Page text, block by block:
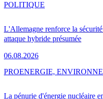
L'Allemagne renforce la
attaque hybride présumée
06.08.2026
POLITIQUE
La pénurie d'énergie nucléaire
PROENERGIE,